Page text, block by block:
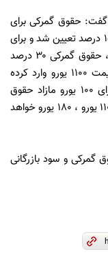
حقوق گمرکی برای
گوشی‌های همراه خارجی بین ۶۰۰ تا ۱۰۰۰ یورو ۱۵ درصد تعیین شد و برای
گوشی های بالای ۱۰۰۰ یورو، مازاد بر ۱۰۰۰ یورو ، حقوق گمرکی ۳۰ درصد
تعیین شد. بطور مثال فردی تلفن همراه به قیمت ۱۱۰۰ یورو وارد کرده
است، ۱۵ درصد برای ۱۰۰۰ یورو و ۳۰ درصد برای ۱۰۰ یورو مازاد حقوق
گمرکی تعلق می گیرد که مجموعا برای گوشی ۱۱۰۰ یورو ، ۱۸۰ یورو خواهد
و سود بازرگانی